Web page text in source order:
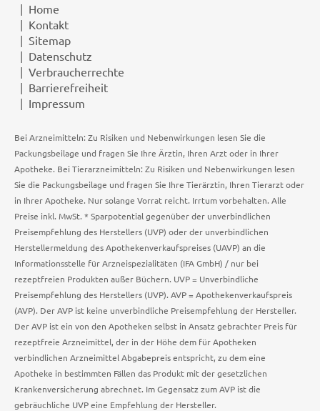
Home
Kontakt
Sitemap
Datenschutz
Verbraucherrechte
Barrierefreiheit
Impressum
Bei Arzneimitteln: Zu Risiken und Nebenwirkungen lesen Sie die
Packungsbeilage und fragen Sie Ihre Ärztin, Ihren Arzt oder in Ihrer
Apotheke. Bei Tierarzneimitteln: Zu Risiken und Nebenwirkungen lesen
Sie die Packungsbeilage und fragen Sie Ihre Tierärztin, Ihren Tierarzt oder
in Ihrer Apotheke. Nur solange Vorrat reicht. Irrtum vorbehalten. Alle
Preise inkl. MwSt. * Sparpotential gegenüber der unverbindlichen
Preisempfehlung des Herstellers (UVP) oder der unverbindlichen
Herstellermeldung des Apothekenverkaufspreises (UAVP) an die
Informationsstelle für Arzneispezialitäten (IFA GmbH) / nur bei
rezeptfreien Produkten außer Büchern. UVP = Unverbindliche
Preisempfehlung des Herstellers (UVP). AVP = Apothekenverkaufspreis
(AVP). Der AVP ist keine unverbindliche Preisempfehlung der Hersteller.
Der AVP ist ein von den Apotheken selbst in Ansatz gebrachter Preis für
rezeptfreie Arzneimittel, der in der Höhe dem für Apotheken
verbindlichen Arzneimittel Abgabepreis entspricht, zu dem eine
Apotheke in bestimmten Fällen das Produkt mit der gesetzlichen
Krankenversicherung abrechnet. Im Gegensatz zum AVP ist die
gebräuchliche UVP eine Empfehlung der Hersteller.